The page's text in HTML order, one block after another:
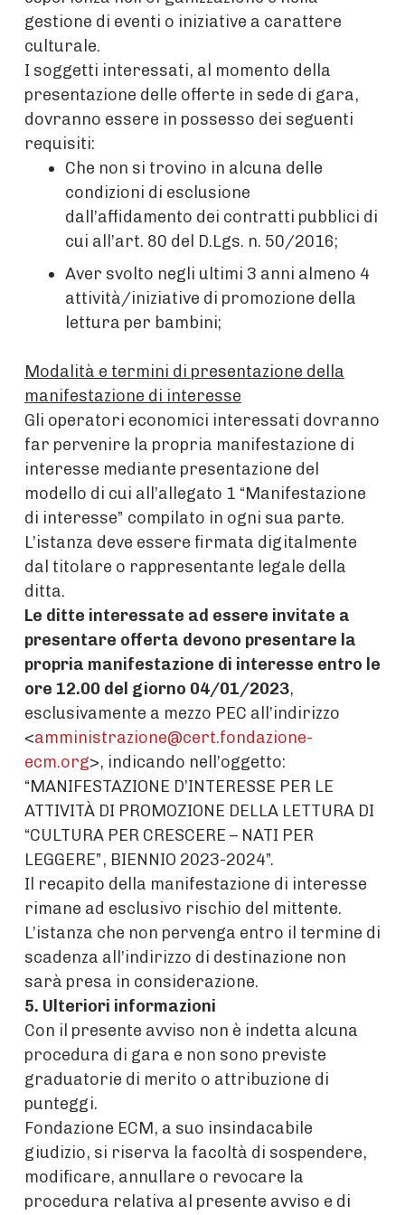
gestione di eventi o iniziative a carattere
culturale.
I soggetti interessati, al momento della
presentazione delle offerte in sede di gara,
dovranno essere in possesso dei seguenti
requisiti:
Che non si trovino in alcuna delle
condizioni di esclusione
dall’affidamento dei contratti pubblici di
cui all’art. 80 del D.Lgs. n. 50/2016;
Aver svolto negli ultimi 3 anni almeno 4
attività/iniziative di promozione della
lettura per bambini;
Modalità e termini di presentazione della
manifestazione di interesse
Gli operatori economici interessati dovranno
far pervenire la propria manifestazione di
interesse mediante presentazione del
modello di cui all’allegato 1 “Manifestazione
di interesse” compilato in ogni sua parte.
L’istanza deve essere firmata digitalmente
dal titolare o rappresentante legale della
ditta.
Le ditte interessate ad essere invitate a
presentare offerta devono presentare la
propria manifestazione di interesse entro le
ore 12.00 del giorno 04/01/2023,
esclusivamente a mezzo PEC all’indirizzo
<amministrazione@cert.fondazione-
ecm.org>, indicando nell’oggetto:
“MANIFESTAZIONE D’INTERESSE PER LE
ATTIVITÀ DI PROMOZIONE DELLA LETTURA DI
“CULTURA PER CRESCERE – NATI PER
LEGGERE”, BIENNIO 2023-2024”.
Il recapito della manifestazione di interesse
rimane ad esclusivo rischio del mittente.
L’istanza che non pervenga entro il termine di
scadenza all’indirizzo di destinazione non
sarà presa in considerazione.
5. Ulteriori informazioni
Con il presente avviso non è indetta alcuna
procedura di gara e non sono previste
graduatorie di merito o attribuzione di
punteggi.
Fondazione ECM, a suo insindacabile
giudizio, si riserva la facoltà di sospendere,
modificare, annullare o revocare la
procedura relativa al presente avviso e di